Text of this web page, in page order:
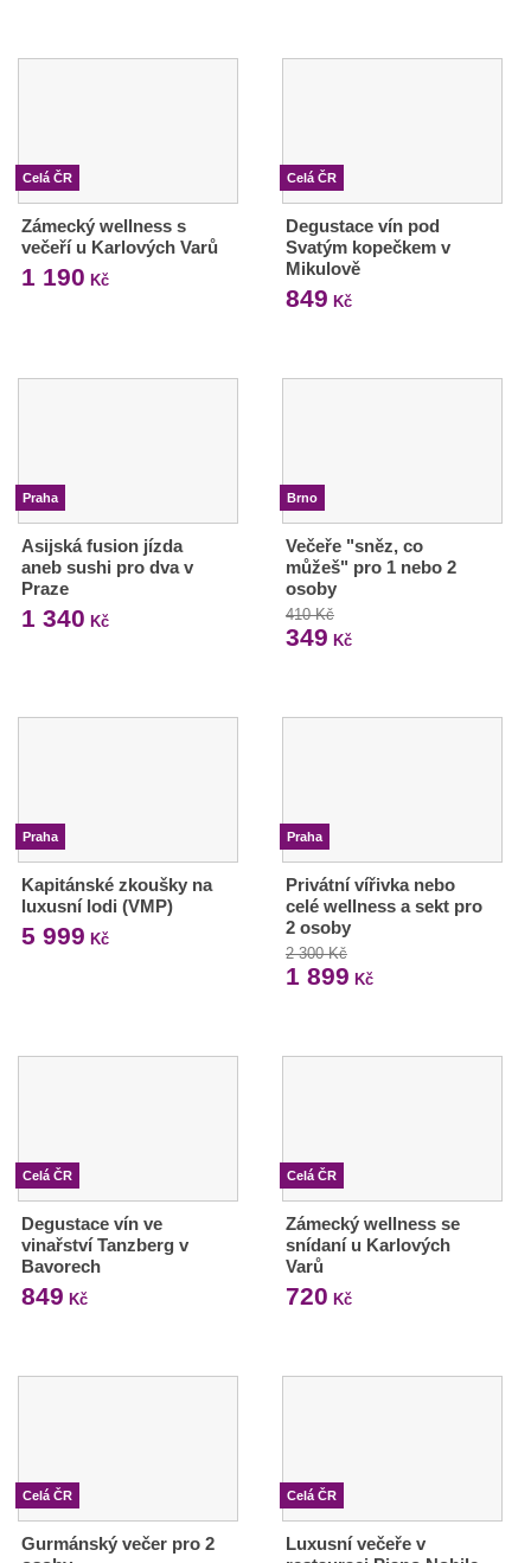
Celá ČR
Zámecký wellness s
večeří u Karlových Varů
1 190 Kč
Celá ČR
Degustace vín pod
Svatým kopečkem v
Mikulově
849 Kč
Praha
Asijská fusion jízda
aneb sushi pro dva v
Praze
1 340 Kč
Brno
Večeře "sněz, co
můžeš" pro 1 nebo 2
osoby
410 Kč
349 Kč
Praha
Kapitánské zkoušky na
luxusní lodi (VMP)
5 999 Kč
Praha
Privátní vířivka nebo
celé wellness a sekt pro
2 osoby
2 300 Kč
1 899 Kč
Celá ČR
Degustace vín ve
vinařství Tanzberg v
Bavorech
849 Kč
Celá ČR
Zámecký wellness se
snídaní u Karlových
Varů
720 Kč
Celá ČR
Gurmánský večer pro 2
Celá ČR
Luxusní večeře v